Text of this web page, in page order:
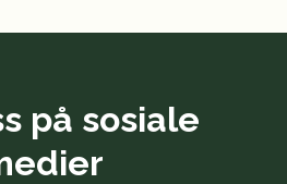
på sosiale